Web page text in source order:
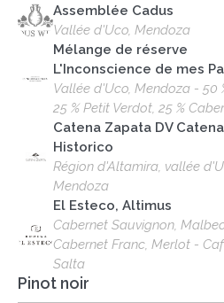
Assemblée Cadus
Vallée d'Uco, Mendoza
Mélange de réserve
L'Inconscience de mes
Vallée d'Uco, Mendoza - 50
25 % Petit Verdot, 25 %
Catena Zapata DV
Historico
Région d'Altamira, vallée
Mendoza
El Esteco, Altimus
Cabernet Sauvignon,
Cabernet Franc, Merlot -
Salta
Pinot noir